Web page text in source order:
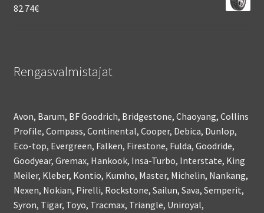
82.74€
Rengasvalmistajat
Avon, Barum, BF Goodrich, Bridgestone, Chaoyang, Collins
Profile, Compass, Continental, Cooper, Debica, Dunlop,
Eco-top, Evergreen, Falken, Firestone, Fulda, Goodride,
Goodyear, Gremax, Hankook, Insa-Turbo, Interstate, King
Meiler, Kleber, Kontio, Kumho, Master, Michelin, Nankang,
Nexen, Nokian, Pirelli, Rockstone, Sailun, Sava, Semperit,
Syron, Tigar, Toyo, Tracmax, Triangle, Uniroyal,